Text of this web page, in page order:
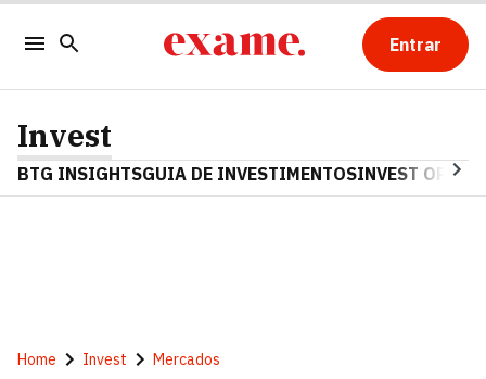
Entrar
Invest
BTG INSIGHTSGUIA DE INVESTIMENTOSINVEST OPINA
Home Invest Mercados